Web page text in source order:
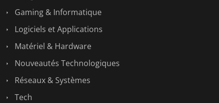
Gaming & Informatique
Logiciels et Applications
Matériel & Hardware
Nouveautés Technologiques
Réseaux & Systèmes
Tech